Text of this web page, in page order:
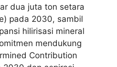
dua juta ton setara
pada 2030, sambil
hilirisasi mineral
mendukung
Contribution